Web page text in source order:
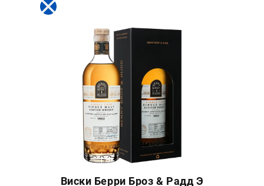
Виски Берри Броз & Радд Э